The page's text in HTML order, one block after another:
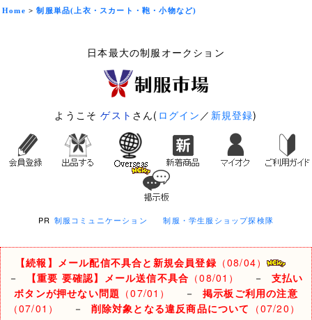
Home >制服単品(上衣・スカート・鞄・小物など)
日本最大の制服オークション
ようこそゲスト さん( ログイン ／ 新規登録)
PR 制服コミュニケーション 制服・学生服ショップ探検隊
【続報】メール配信不具合と新規会員登録 （08/04）
－
【重要 要確認】メール送信不具合 （08/01） － 支払い
ボタンが押せない問題 （07/01） － 掲示板ご利用の注意
（07/01）
－ 削除対象となる違反商品について （07/20）